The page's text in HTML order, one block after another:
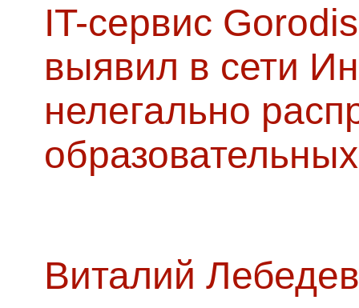
IT-сервис
выявил в сети
нелегально
Виталий